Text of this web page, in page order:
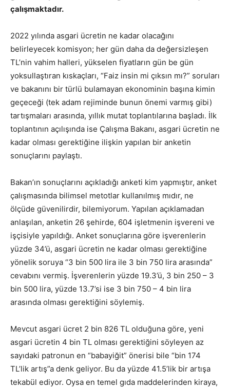
çalışmaktadır.
2022 yılında asgari ücretin ne kadar olacağını
belirleyecek komisyon; her gün daha da değersizleşen
TL’nin vahim halleri, yükselen fiyatların gün be gün
yoksullaştıran kıskaçları, “Faiz insin mi çıksın mı?” soruları
ve bakanını bir türlü bulamayan ekonominin başına kimin
geçeceği (tek adam rejiminde bunun önemi varmış gibi)
tartışmaları arasında, yıllık mutat toplantılarına başladı. İlk
toplantının açılışında ise Çalışma Bakanı, asgari ücretin ne
kadar olması gerektiğine ilişkin yapılan bir anketin
sonuçlarını paylaştı.
Bakan’ın sonuçlarını açıkladığı anketi kim yapmıştır, anket
çalışmasında bilimsel metotlar kullanılmış mıdır, ne
ölçüde güvenilirdir, bilemiyorum. Yapılan açıklamadan
anlaşılan, anketin 26 şehirde, 604 işletmenin işvereni ve
işçisiyle yapıldığı. Anket sonuçlarına göre işverenlerin
yüzde 34’ü, asgari ücretin ne kadar olması gerektiğine
yönelik soruya “3 bin 500 lira ile 3 bin 750 lira arasında”
cevabını vermiş. İşverenlerin yüzde 19.3’ü, 3 bin 250 – 3
bin 500 lira, yüzde 13.7’si ise 3 bin 750 – 4 bin lira
arasında olması gerektiğini söylemiş.
Mevcut asgari ücret 2 bin 826 TL olduğuna göre, yeni
asgari ücretin 4 bin TL olması gerektiğini söyleyen az
sayıdaki patronun en “babayiğit” önerisi bile “bin 174
TL’lik artış”a denk geliyor. Bu da yüzde 41.5’lik bir artışa
tekabül ediyor. Oysa en temel gıda maddelerinden kiraya,